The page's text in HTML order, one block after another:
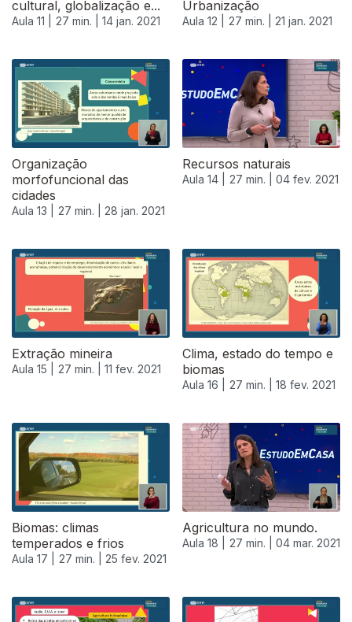
cultural, globalização e...
Aula 11 | 27 min. | 14 jan. 2021
Urbanização
Aula 12 | 27 min. | 21 jan. 2021
Organização
morfofuncional das
cidades
Aula 13 | 27 min. | 28 jan. 2021
Recursos naturais
Aula 14 | 27 min. | 04 fev. 2021
Extração mineira
Aula 15 | 27 min. | 11 fev. 2021
Clima, estado do tempo e
biomas
Aula 16 | 27 min. | 18 fev. 2021
Biomas: climas
temperados e frios
Aula 17 | 27 min. | 25 fev. 2021
Agricultura no mundo.
Aula 18 | 27 min. | 04 mar. 2021